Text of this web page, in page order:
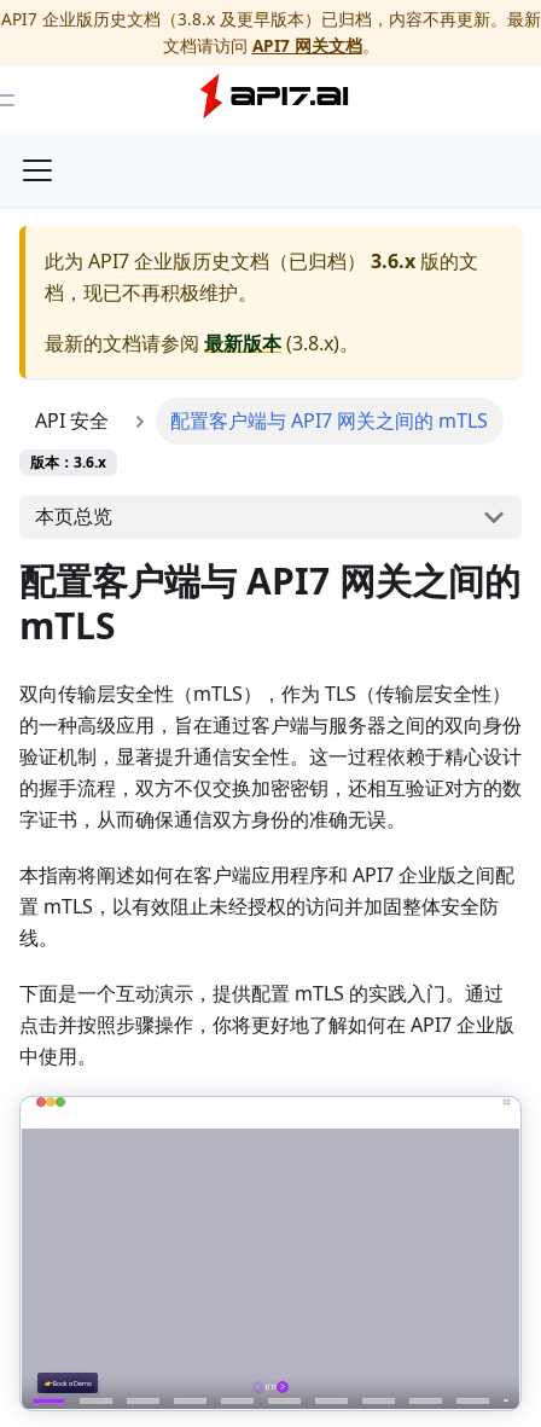
API7 企业版历史文档（3.8.x 及更早版本）已归档，内容不再更新。最新
文档请访问 API7 网关文档。
Toggle Menu
此为 API7 企业版历史文档（已归档） 3.6.x 版的文
档，现已不再积极维护。
最新的文档请参阅 最新版本(3.8.x)。
API 安全 配置客户端与 API7 网关之间的 mTLS
版本：3.6.x
本页总览
配置客户端与 API7 网关之间的
mTLS
双向传输层安全性（mTLS），作为 TLS（传输层安全性）
的一种高级应用，旨在通过客户端与服务器之间的双向身份
验证机制，显著提升通信安全性。这一过程依赖于精心设计
的握手流程，双方不仅交换加密密钥，还相互验证对方的数
字证书，从而确保通信双方身份的准确无误。
本指南将阐述如何在客户端应用程序和 API7 企业版之间配
置 mTLS，以有效阻止未经授权的访问并加固整体安全防
线。
下面是一个互动演示，提供配置 mTLS 的实践入门。通过
点击并按照步骤操作，你将更好地了解如何在 API7 企业版
中使用。